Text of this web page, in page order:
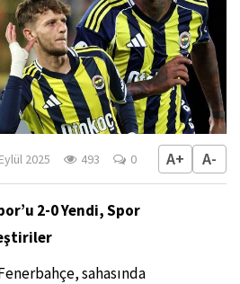
2025 493 0 A+ A-
2-0 Yendi, Spor
sahasında